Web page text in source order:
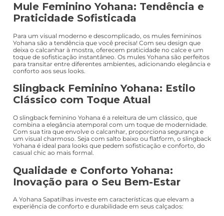
Mule Feminino Yohana: Tendência e
Praticidade Sofisticada
Para um visual moderno e descomplicado, os mules femininos
Yohana são a tendência que você precisa! Com seu design que
deixa o calcanhar à mostra, oferecem praticidade no calce e um
toque de sofisticação instantâneo. Os mules Yohana são perfeitos
para transitar entre diferentes ambientes, adicionando elegância e
conforto aos seus looks.
Slingback Feminino Yohana: Estilo
Clássico com Toque Atual
O slingback feminino Yohana é a releitura de um clássico, que
combina a elegância atemporal com um toque de modernidade.
Com sua tira que envolve o calcanhar, proporciona segurança e
um visual charmoso. Seja com salto baixo ou flatform, o slingback
Yohana é ideal para looks que pedem sofisticação e conforto, do
casual chic ao mais formal.
Qualidade e Conforto Yohana:
Inovação para o Seu Bem-Estar
A Yohana Sapatilhas investe em características que elevam a
experiência de conforto e durabilidade em seus calçados: